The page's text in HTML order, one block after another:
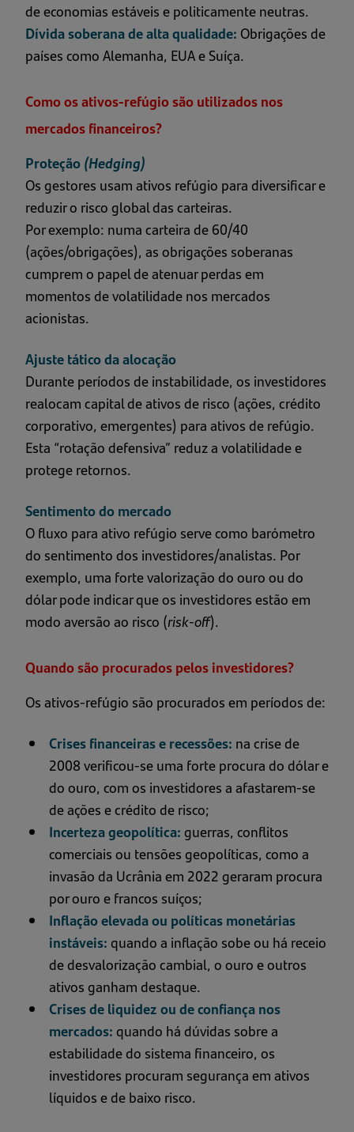
de economias estáveis e politicamente neutras.
Dívida soberana de alta qualidade: Obrigações de
países como Alemanha, EUA e Suíça.
Como os ativos-refúgio são utilizados nos
mercados financeiros?
Proteção(Hedging)
Os gestores usam ativos refúgio para diversificar e
reduzir o risco global das carteiras.
Por exemplo: numa carteira de 60/40
(ações/obrigações), as obrigações soberanas
cumprem o papel de atenuar perdas em
momentos de volatilidade nos mercados
acionistas.
Ajuste tático da alocação
Durante períodos de instabilidade, os investidores
realocam capital de ativos de risco (ações, crédito
corporativo, emergentes) para ativos de refúgio.
Esta “rotação defensiva” reduz a volatilidade e
protege retornos.
Sentimento do mercado
O fluxo para ativo refúgio serve como barómetro
do sentimento dos investidores/analistas. Por
exemplo, uma forte valorização do ouro ou do
dólar pode indicar que os investidores estão em
modo aversão ao risco (risk-off).
Quando são procurados pelos investidores?
Os ativos-refúgio são procurados em períodos de:
Crises financeiras e recessões: na crise de
2008 verificou-se uma forte procura do dólar e
do ouro, com os investidores a afastarem-se
de ações e crédito de risco;
Incerteza geopolítica:guerras, conflitos
comerciais ou tensões geopolíticas, como a
invasão da Ucrânia em 2022 geraram procura
por ouro e francos suíços;
Inflação elevada ou políticas monetárias
instáveis:quando a inflação sobe ou há receio
de desvalorização cambial, o ouro e outros
ativos ganham destaque.
Crises de liquidez ou de confiança nos
mercados:quando há dúvidas sobre a
estabilidade do sistema financeiro, os
investidores procuram segurança em ativos
líquidos e de baixo risco.